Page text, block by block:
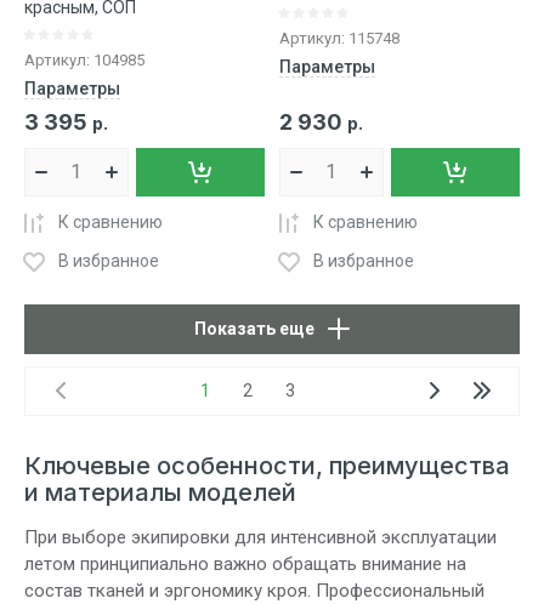
красным, СОП
Артикул: 104985
Параметры
3 395 р.
К сравнению
В избранное
Артикул: 115748
Параметры
2 930 р.
К сравнению
В избранное
Показать еще
1 2 3
Ключевые особенности, преимущества
и материалы моделей
При выборе экипировки для интенсивной эксплуатации
летом принципиально важно обращать внимание на
состав тканей и эргономику кроя. Профессиональный